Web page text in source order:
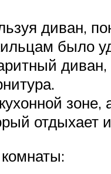
диван,
было
отдыхает